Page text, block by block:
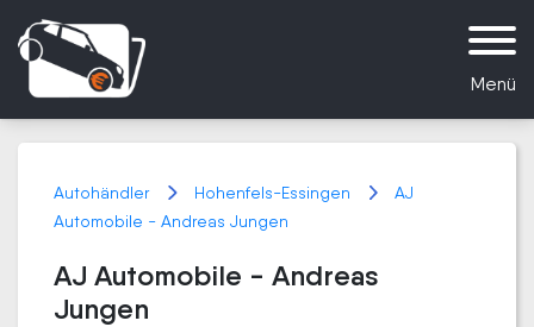
Menü
Autohändler Hohenfels-Essingen
AJ
Automobile - Andreas Jungen
AJ Automobile - Andreas
Jungen